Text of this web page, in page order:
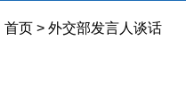
首页 > 外交部发言人谈话